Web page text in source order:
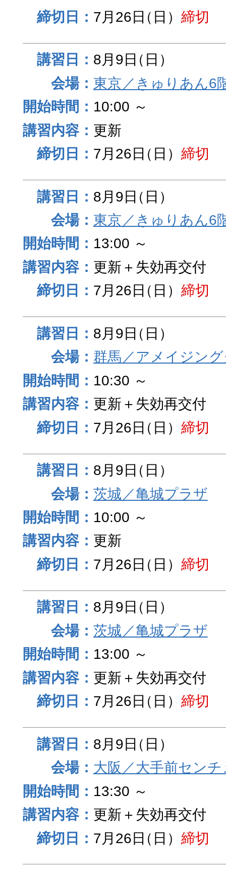
7月26日（日） 締切
8月9日（日）
東京／きゅりあん6
10:00 ～
更新
7月26日（日） 締切
8月9日（日）
東京／きゅりあん6
13:00 ～
更新＋失効再交付
7月26日（日） 締切
8月9日（日）
群馬／アメイジン
10:30 ～
更新＋失効再交付
7月26日（日） 締切
8月9日（日）
茨城／亀城プラザ
10:00 ～
更新
7月26日（日） 締切
8月9日（日）
茨城／亀城プラザ
13:00 ～
更新＋失効再交付
7月26日（日） 締切
8月9日（日）
大阪／大手前セン
13:30 ～
更新＋失効再交付
7月26日（日） 締切